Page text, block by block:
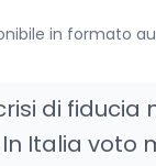
in formato
di fiducia
Italia voto